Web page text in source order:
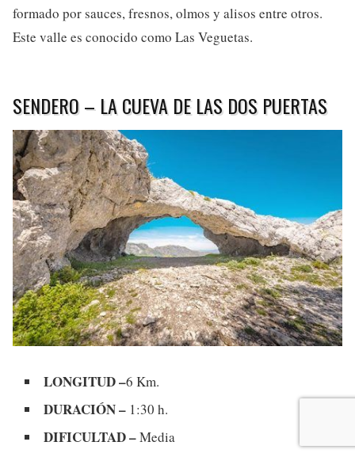
formado por sauces, fresnos, olmos y alisos entre otros.
Este valle es conocido como Las Veguetas.
SENDERO – LA CUEVA DE LAS DOS PUERTAS
LONGITUD –6 Km.
DURACIÓN – 1:30 h.
DIFICULTAD –Media